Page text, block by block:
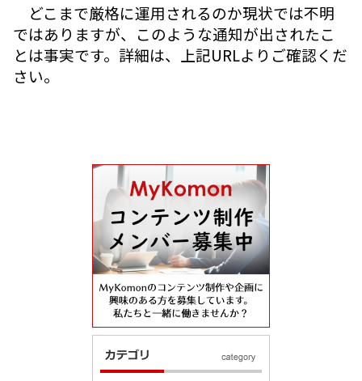
どこまで厳格に運用されるのか現状では不明
ではありますが、このような通知が出されたこ
とは事実です。詳細は、上記URLよりご確認くだ
さい。